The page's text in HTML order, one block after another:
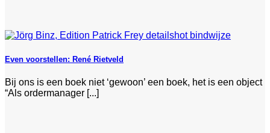
Even voorstellen: René Rietveld
Bij ons is een boek niet ‘gewoon’ een boek, het is een object
“Als ordermanager [...]